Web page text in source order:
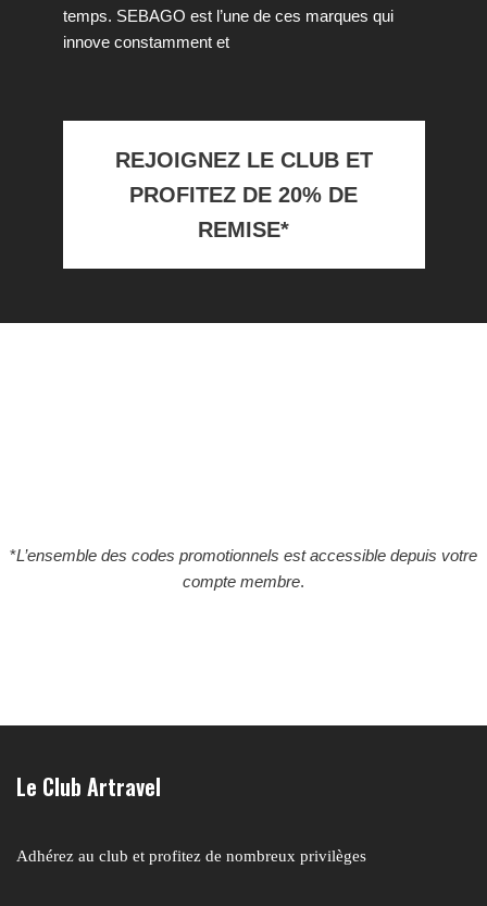
temps. SEBAGO est l’une de ces marques qui
innove constamment et
REJOIGNEZ LE CLUB ET
PROFITEZ DE 20% DE
REMISE*
*L’ensemble des codes promotionnels est accessible depuis votre
compte membre.
Le Club Artravel
Adhérez au club et profitez de nombreux privilèges